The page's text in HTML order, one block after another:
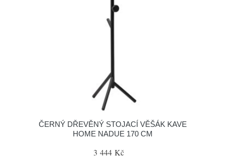
ČERNÝ DŘEVĚNÝ STOJACÍ VĚŠÁK KAVE
HOME NADUE 170 CM
3 444 Kč